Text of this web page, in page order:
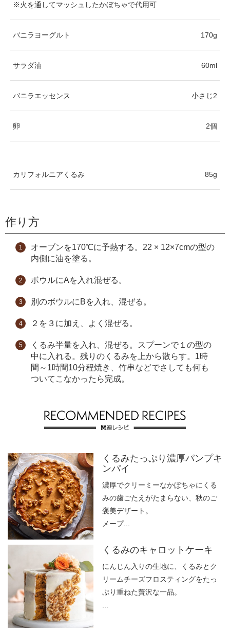
※火を通してマッシュしたかぼちゃで代用可
バニラヨーグルト 170g
サラダ油 60ml
バニラエッセンス 小さじ2
卵 2個
カリフォルニアくるみ 85g
作り方
オーブンを170℃に予熱する。22 × 12×7cmの型の
内側に油を塗る。
ボウルにAを入れ混ぜる。
別のボウルにBを入れ、混ぜる。
２を３に加え、よく混ぜる。
くるみ半量を入れ、混ぜる。スプーンで１の型の
中に入れる。残りのくるみを上から散らす。1時
間～1時間10分程焼き、竹串などでさしても何も
ついてこなかったら完成。
くるみたっぷり濃厚パンプキ
ンパイ
濃厚でクリーミーなかぼちゃにくる
みの歯ごたえがたまらない、秋のご
褒美デザート。
メープ...
くるみのキャロットケーキ
にんじん入りの生地に、くるみとク
リームチーズフロスティングをたっ
ぷり重ねた贅沢な一品。